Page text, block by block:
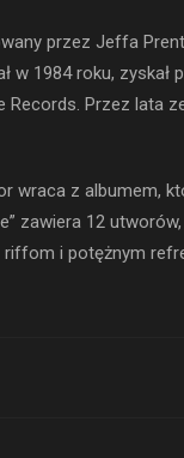
przez Jeffa
w 1984 roku, zyskał
Przez lata
wraca z albumem,
zawiera 12
riffom i potężnym